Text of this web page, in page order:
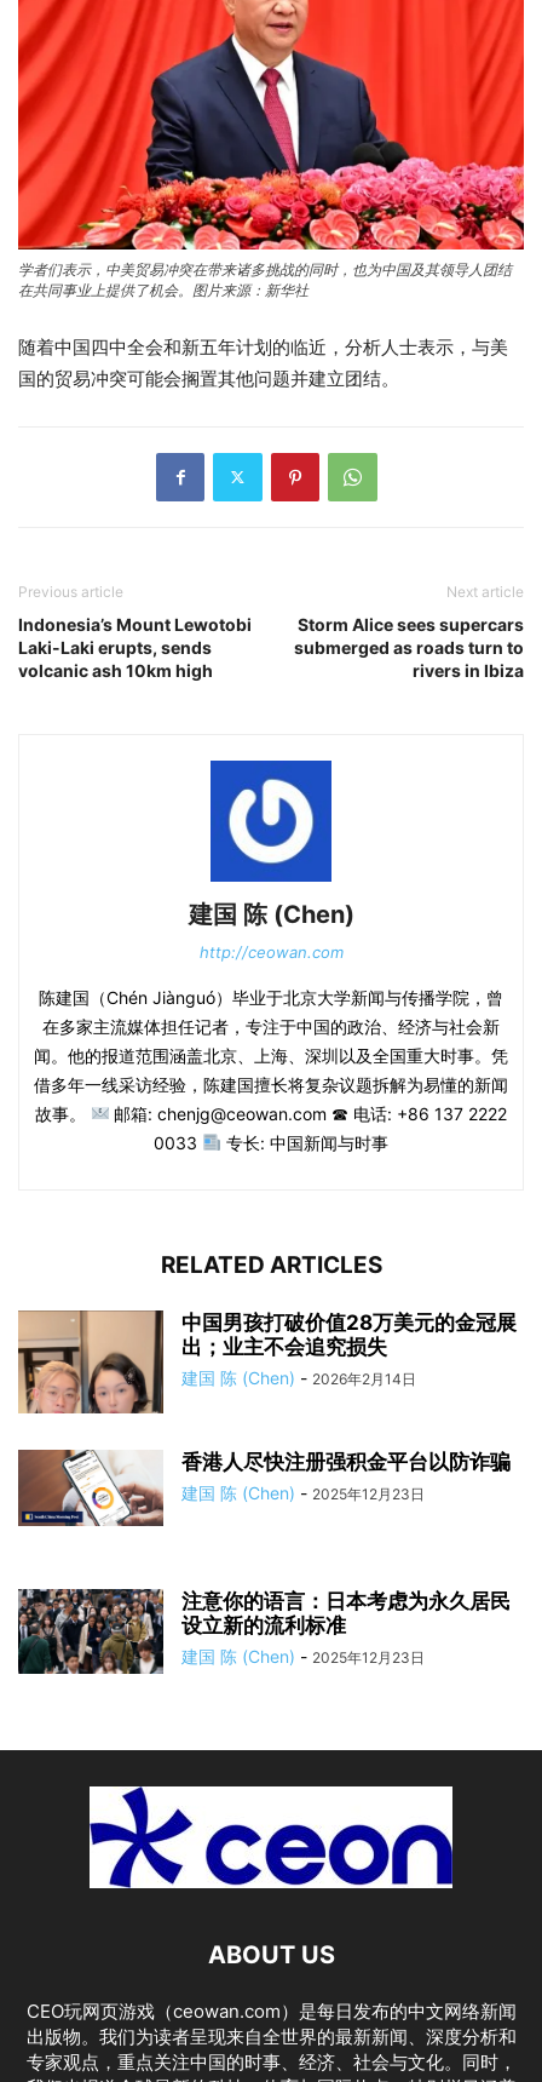
学者们表示，中美贸易冲突在带来诸多挑战的同时，也为中国及其领导人团结
在共同事业上提供了机会。图片来源：新华社
随着中国四中全会和新五年计划的临近，分析人士表示，与美
国的贸易冲突可能会搁置其他问题并建立团结。
Previous article
Indonesia’s Mount Lewotobi
Laki-Laki erupts, sends
volcanic ash 10km high
Next article
Storm Alice sees supercars
submerged as roads turn to
rivers in Ibiza
建国 陈 (Chen)
http://ceowan.com
陈建国（Chén Jiànguó）毕业于北京大学新闻与传播学院，曾
在多家主流媒体担任记者，专注于中国的政治、经济与社会新
闻。他的报道范围涵盖北京、上海、深圳以及全国重大时事。凭
借多年一线采访经验，陈建国擅长将复杂议题拆解为易懂的新闻
故事。
邮箱: chenjg@ceowan.com ☎ 电话: +86 137 2222
0033
专长: 中国新闻与时事
RELATED ARTICLES
中国男孩打破价值28万美元的金冠展
出；业主不会追究损失
建国 陈 (Chen) - 2026年2月14日
香港人尽快注册强积金平台以防诈骗
建国 陈 (Chen) - 2025年12月23日
注意你的语言：日本考虑为永久居民
设立新的流利标准
建国 陈 (Chen) - 2025年12月23日
ABOUT US
CEO玩网页游戏（ceowan.com）是每日发布的中文网络新闻
出版物。我们为读者呈现来自全世界的最新新闻、深度分析和
专家观点，重点关注中国的时事、经济、社会与文化。同时，